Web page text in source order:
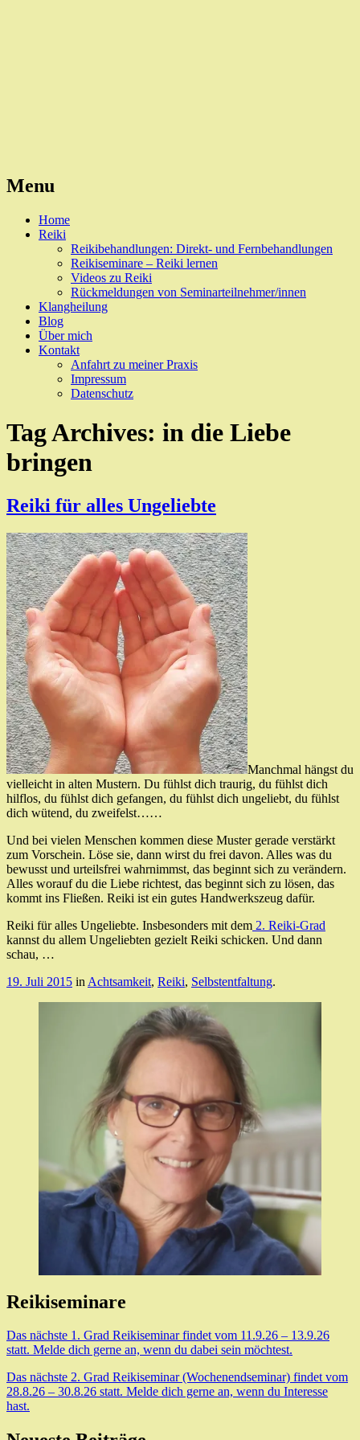
Menu
Skip
Home
Reiki
Reikibehandlungen: Direkt- und Fernbehandlungen
Reikiseminare – Reiki lernen
Videos zu Reiki
Rückmeldungen von Seminarteilnehmer/innen
Klangheilung
Blog
Über mich
Kontakt
Anfahrt zu meiner Praxis
Impressum
Datenschutz
Tag Archives: in die Liebe
bringen
Reiki für alles Ungeliebte
Manchmal hängst du
vielleicht in alten Mustern. Du fühlst dich traurig, du fühlst dich
hilflos, du fühlst dich gefangen, du fühlst dich ungeliebt, du fühlst
dich wütend, du zweifelst……
Und bei vielen Menschen kommen diese Muster gerade verstärkt
zum Vorschein. Löse sie, dann wirst du frei davon. Alles was du
bewusst und urteilsfrei wahrnimmst, das beginnt sich zu verändern.
Alles worauf du die Liebe richtest, das beginnt sich zu lösen, das
kommt ins Fließen. Reiki ist ein gutes Handwerkszeug dafür.
Reiki für alles Ungeliebte. Insbesonders mit dem 2. Reiki-Grad
kannst du allem Ungeliebten gezielt Reiki schicken. Und dann
schau, …
19. Juli 2015 in Achtsamkeit, Reiki, Selbstentfaltung.
Reikiseminare
Das nächste 1. Grad Reikiseminar findet vom 11.9.26 – 13.9.26
statt. Melde dich gerne an, wenn du dabei sein möchtest.
Das nächste 2. Grad Reikiseminar (Wochenendseminar) findet vom
28.8.26 – 30.8.26 statt. Melde dich gerne an, wenn du Interesse
hast.